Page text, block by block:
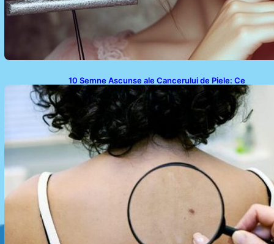
10 Semne Ascunse ale Cancerului de Piele: Ce
Trebuie să Știm pentru a Ne Proteja